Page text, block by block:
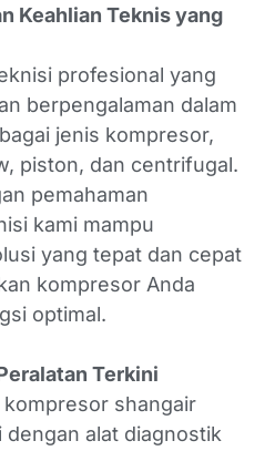
Keahlian Teknis yang
profesional yang
berpengalaman dalam
jenis kompresor,
piston, dan centrifugal.
pemahaman
kami mampu
yang tepat dan cepat
kompresor Anda
optimal.
Terkini
shangair
dengan alat diagnostik